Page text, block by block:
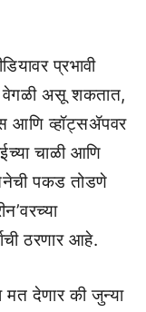
प्रभावी
वेगळी असू शकतात,
आणि व्हॉट्सॲपवर
चाळी आणि
पकड तोडणे
ठरणार आहे.
मत देणार की जुन्या